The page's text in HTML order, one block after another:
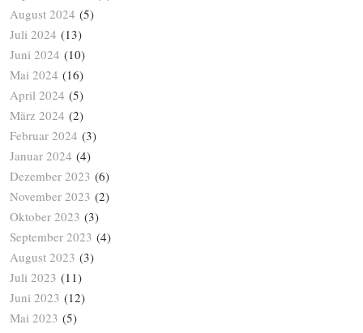
August 2024 (5)
Juli 2024 (13)
Juni 2024 (10)
Mai 2024 (16)
April 2024 (5)
März 2024 (2)
Februar 2024 (3)
Januar 2024 (4)
Dezember 2023 (6)
November 2023 (2)
Oktober 2023 (3)
September 2023 (4)
August 2023 (3)
Juli 2023 (11)
Juni 2023 (12)
Mai 2023 (5)